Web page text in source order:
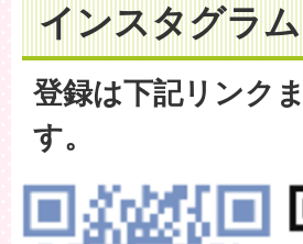
インスタグラム
登録は下記リンク
す。